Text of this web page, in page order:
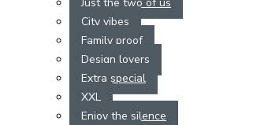
City vibes
Family proof
Design lovers
Extra special
XXL
Enjoy the silence